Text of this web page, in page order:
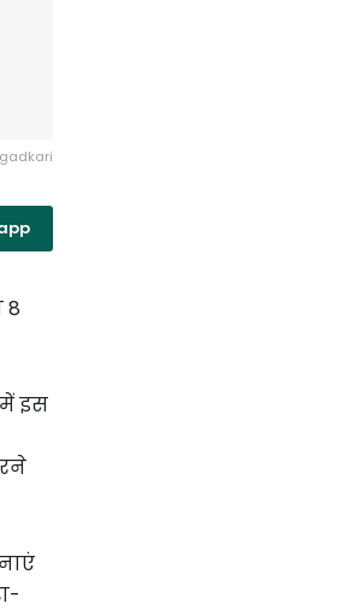
8
में इस